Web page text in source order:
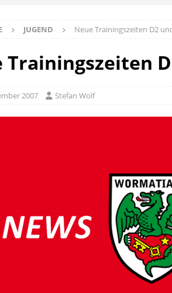
JUGEND Neue Trainingszeiten D2
Trainingszeiten
2007 Stefan Wolf